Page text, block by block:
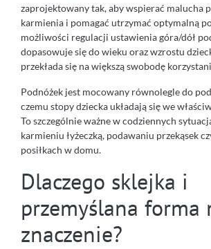
zaprojektowany tak, aby wspierać malucha
karmienia i pomagać utrzymać optymalną
możliwości regulacji ustawienia góra/dół
dopasowuje się do wieku oraz wzrostu
przekłada się na większą swobodę
Podnóżek jest mocowany równolegle do
czemu stopy dziecka układają się we
To szczególnie ważne w codziennych
karmieniu łyżeczką, podawaniu przekąsek
posiłkach w domu.
Dlaczego sklejka i
przemyślana forma
znaczenie?